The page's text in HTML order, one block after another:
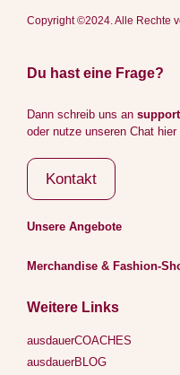
Copyright ©2024. Alle Rechte
Du hast eine Frage?
Dann schreib uns an
oder nutze unseren Chat hier
Kontakt
Unsere Angebote
Merchandise & Fashion-
Weitere Links
ausdauerCOACHES
ausdauerBLOG